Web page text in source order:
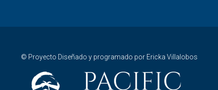
© Proyecto Diseñado y programado por Ericka Villalobos